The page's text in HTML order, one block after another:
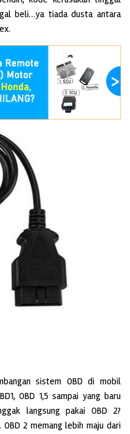
beli…ya tiada dusta antara
sistem OBD di mobil
OBD 1,5 sampai yang baru
langsung pakai OBD 2?
OBD 2 memang lebih maju dari